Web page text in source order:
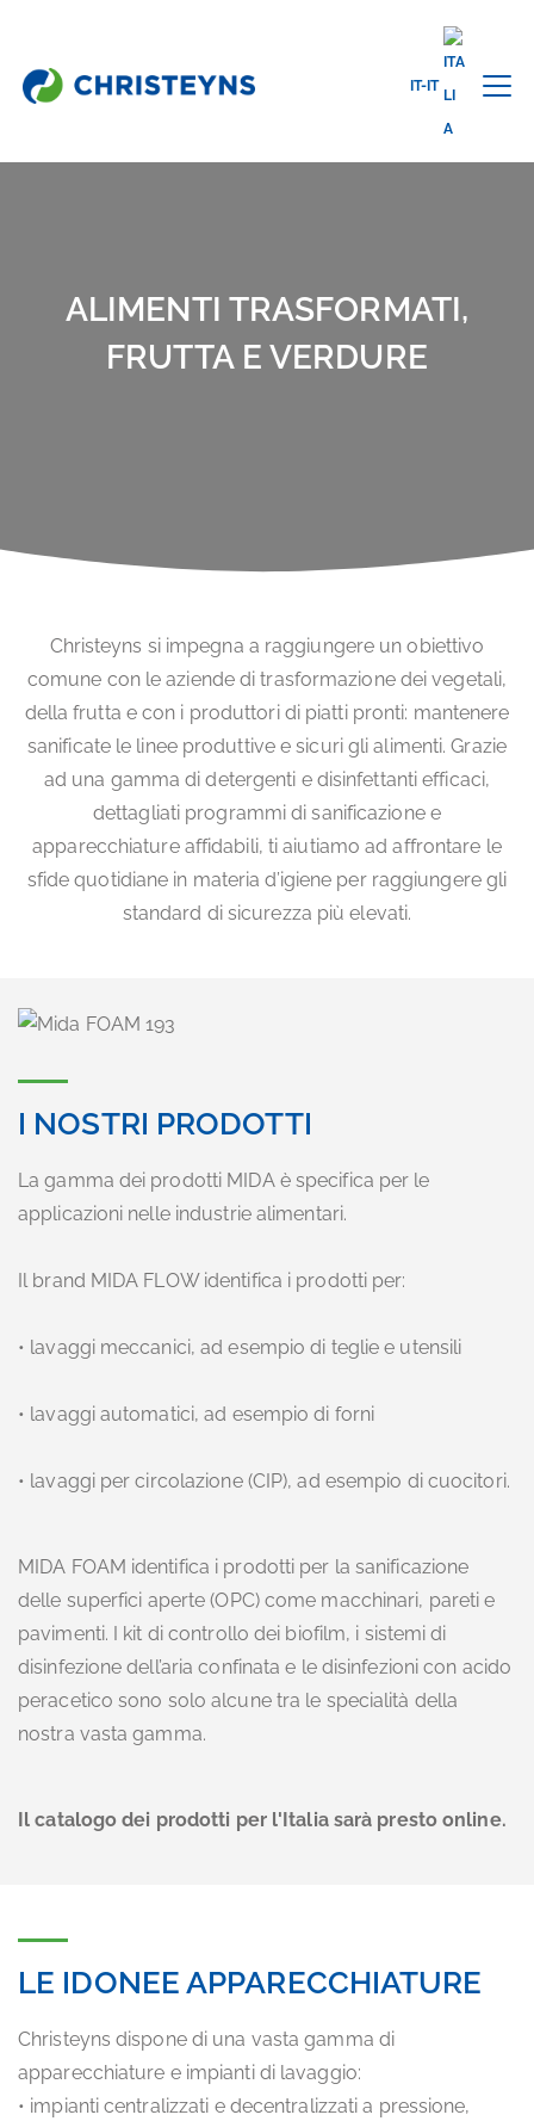
IT-IT
Home
ALIMENTI TRASFORMATI,
FRUTTA E VERDURE
Christeyns si impegna a raggiungere un obiettivo
comune con le aziende di trasformazione dei vegetali,
della frutta e con i produttori di piatti pronti: mantenere
sanificate le linee produttive e sicuri gli alimenti. Grazie
ad una gamma di detergenti e disinfettanti efficaci,
dettagliati programmi di sanificazione e
apparecchiature affidabili, ti aiutiamo ad affrontare le
sfide quotidiane in materia d’igiene per raggiungere gli
standard di sicurezza più elevati.
I NOSTRI PRODOTTI
La gamma dei prodotti MIDA è specifica per le
applicazioni nelle industrie alimentari.
Il brand MIDA FLOW identifica i prodotti per:
• lavaggi meccanici, ad esempio di teglie e utensili
• lavaggi automatici, ad esempio di forni
• lavaggi per circolazione (CIP), ad esempio di cuocitori.
MIDA FOAM identifica i prodotti per la sanificazione
delle superfici aperte (OPC) come macchinari, pareti e
pavimenti. I kit di controllo dei biofilm, i sistemi di
disinfezione dell’aria confinata e le disinfezioni con acido
peracetico sono solo alcune tra le specialità della
nostra vasta gamma.
Il catalogo dei prodotti per l'Italia sarà presto online.
LE IDONEE APPARECCHIATURE
Christeyns dispone di una vasta gamma di
apparecchiature e impianti di lavaggio:
• impianti centralizzati e decentralizzati a pressione,